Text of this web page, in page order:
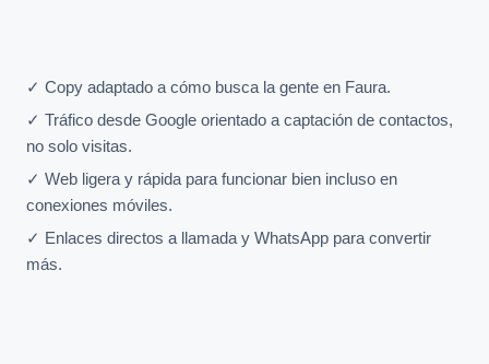
✓ Copy adaptado a cómo busca la gente en Faura.
✓ Tráfico desde Google orientado a captación de contactos,
no solo visitas.
✓ Web ligera y rápida para funcionar bien incluso en
conexiones móviles.
✓ Enlaces directos a llamada y WhatsApp para convertir
más.